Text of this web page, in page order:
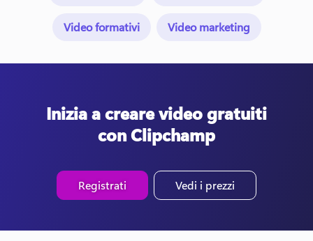
Video formativi Video marketing
Inizia a creare video gratuiti
con Clipchamp
Registrati Vedi i prezzi